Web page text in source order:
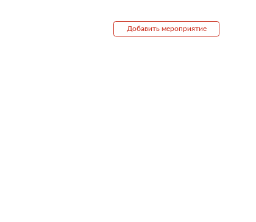
Добавить мероприятие